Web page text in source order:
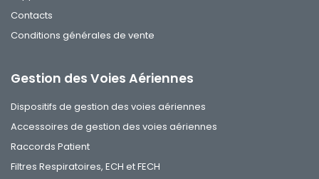
Contacts
Conditions générales de vente
Gestion des Voies Aériennes
Dispositifs de gestion des voies aériennes
Accessoires de gestion des voies aériennes
Raccords Patient
Filtres Respiratoires, ECH et FECH